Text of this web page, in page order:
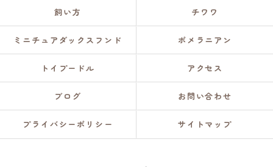
飼い方 チワワ
ミニチュアダックスフンド ポメラニアン
トイプードル アクセス
ブログ お問い合わせ
プライバシーポリシー サイトマップ